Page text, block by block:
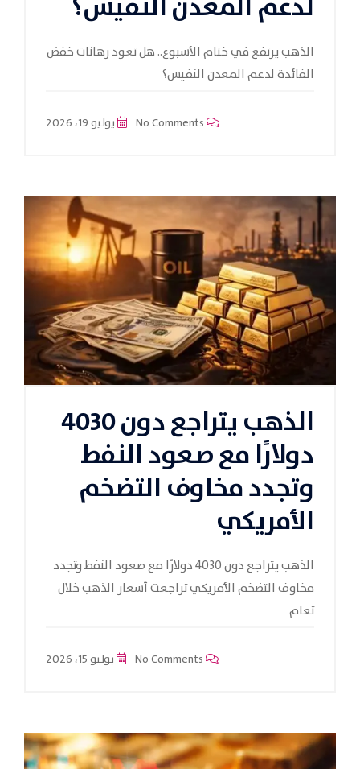
الذهب يرتفع في ختام الأسبوع.. هل تعود رهانات خفض
الفائدة لدعم المعدن النفيس؟
يوليو 19، 2026
الذهب يتراجع دون 4030
دولارًا مع صعود النفط
وتجدد مخاوف التضخم
الأمريكي
الذهب يتراجع دون 4030 دولارًا مع صعود النفط وتجدد
مخاوف التضخم الأمريكي تراجعت أسعار الذهب خلال
تعام
يوليو 15، 2026